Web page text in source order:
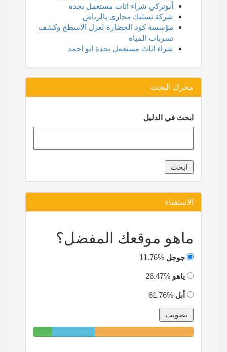
أبوتركي شراء اثاث مستعمل بجدة
شركة تسليك مجاري بالرياض
مؤسسة كود الحضارة لعزل الاسطح وكشف
تسربات المياه
شراء اثاث مستعمل بجدة ابو احمد
محرك البحث
ابحث في الدليل
الاستفتاء
ماهو موقعك المفضل؟
جوجل11.76%